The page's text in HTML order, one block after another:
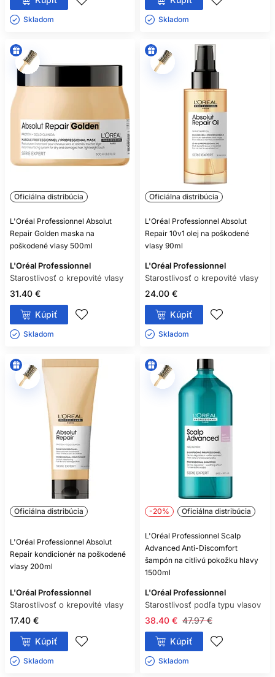
Skladom ㅤ Skladom ㅤ
Oficiálna distribúcia
L'Oréal Professionnel Absolut
Repair Golden maska na
poškodené vlasy 500ml
L'Oréal Professionnel
Starostlivosť o krepovité vlasy
31.40 €
Kúpiť
Skladom ㅤ
Oficiálna distribúcia
L'Oréal Professionnel Absolut
Repair 10v1 olej na poškodené
vlasy 90ml
L'Oréal Professionnel
Starostlivosť o krepovité vlasy
24.00 €
Kúpiť
Skladom ㅤ
Oficiálna distribúcia
L'Oréal Professionnel Absolut
Repair kondicionér na poškodené
vlasy 200ml
L'Oréal Professionnel
Starostlivosť o krepovité vlasy
17.40 €
Kúpiť
Skladom ㅤ
-20% Oficiálna distribúcia
L'Oréal Professionnel Scalp
Advanced Anti-Discomfort
šampón na citlivú pokožku hlavy
1500ml
L'Oréal Professionnel
Starostlivosť podľa typu vlasov
47.97 €
38.40 €
Kúpiť
Skladom ㅤ